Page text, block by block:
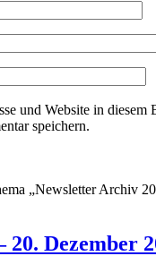
und Website in diesem
speichern.
„Newsletter Archiv
20. Dezember